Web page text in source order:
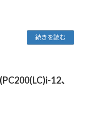
続きを読む
12、